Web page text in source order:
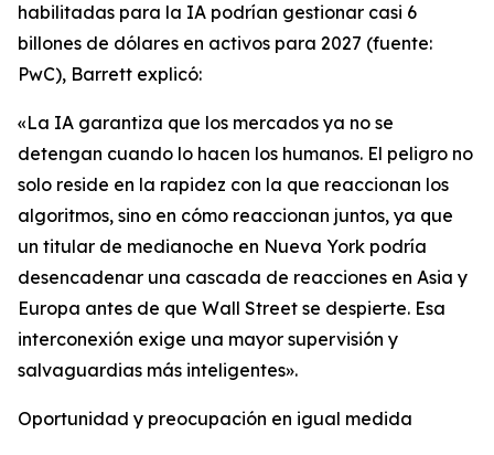
habilitadas para la IA podrían gestionar casi 6
billones de dólares en activos para 2027 (fuente:
PwC), Barrett explicó:
«La IA garantiza que los mercados ya no se
detengan cuando lo hacen los humanos. El peligro no
solo reside en la rapidez con la que reaccionan los
algoritmos, sino en cómo reaccionan juntos, ya que
un titular de medianoche en Nueva York podría
desencadenar una cascada de reacciones en Asia y
Europa antes de que Wall Street se despierte. Esa
interconexión exige una mayor supervisión y
salvaguardias más inteligentes».
Oportunidad y preocupación en igual medida